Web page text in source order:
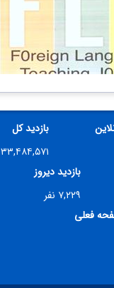
بازدید کل
۳۳,۴۸۴,۵۷۱ نفر
بازدید دیروز
۷,۲۲۹ نفر
فعلی